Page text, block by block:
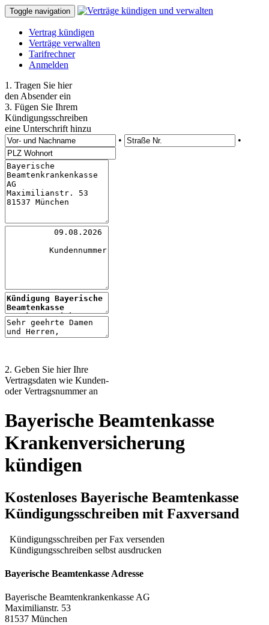
Toggle navigation
Vertrag kündigen
Verträge verwalten
Tarifrechner
Anmelden
1. Tragen Sie hier
den Absender ein
3. Fügen Sie Ihrem
Kündigungsschreiben
eine Unterschrift hinzu
•
•
2. Geben Sie hier Ihre
Vertragsdaten wie Kunden-
oder Vertragsnummer an
Bayerische Beamtenkasse
Krankenversicherung
kündigen
Kostenloses Bayerische Beamtenkasse
Kündigungsschreiben mit Faxversand
Kündigungsschreiben per Fax versenden
Kündigungsschreiben selbst ausdrucken
Bayerische Beamtenkasse Adresse
Bayerische Beamtenkrankenkasse AG
Maximilianstr. 53
81537 München